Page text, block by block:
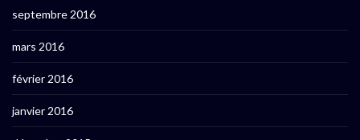
septembre 2016
mars 2016
février 2016
janvier 2016